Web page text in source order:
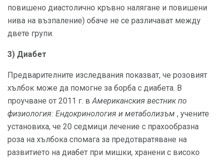
повишено диастолично кръвно налягане и повишени
нива на възпаление) обаче не се различават между
двете групи.
3) Диабет
Предварителните изследвания показват, че розовият
хълбок може да помогне за борба с диабета. В
проучване от 2011 г. вАмериканския вестник по
физиология: Ендокринология и метаболизъм , учените
установиха, че 20 седмици лечение с прахообразна
роза на хълбока спомага за предотвратяване на
развитието на диабет при мишки, хранени с високо